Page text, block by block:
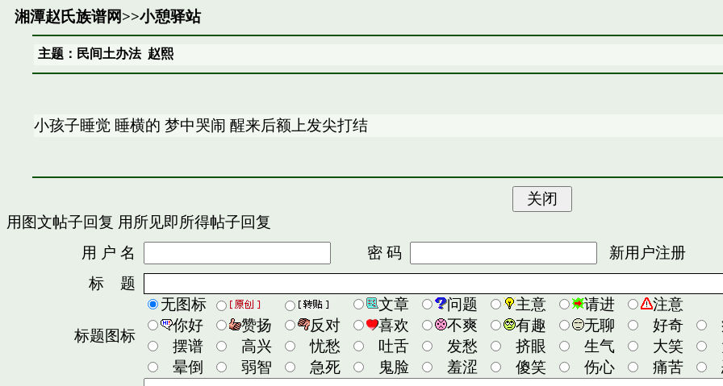
湘潭赵氏族谱网>>小憩驿站
主题：民间土办法 赵熙
小孩子睡觉 睡横的 梦中哭闹 醒来后额上发尖打结
用图文帖子回复 用所见即所得帖子回复
用 户 名
密 码
新用户注册
标 题
标题图标
无图标 文章 问题 主意 请进
注意
你好
赞扬 反对 喜欢 不爽 有趣 无聊 好奇
摆谱
高兴 忧愁 吐舌 发愁 挤眼 生气 大笑
晕倒
弱智 急死 鬼脸 羞涩 傻笑 伤心 痛苦